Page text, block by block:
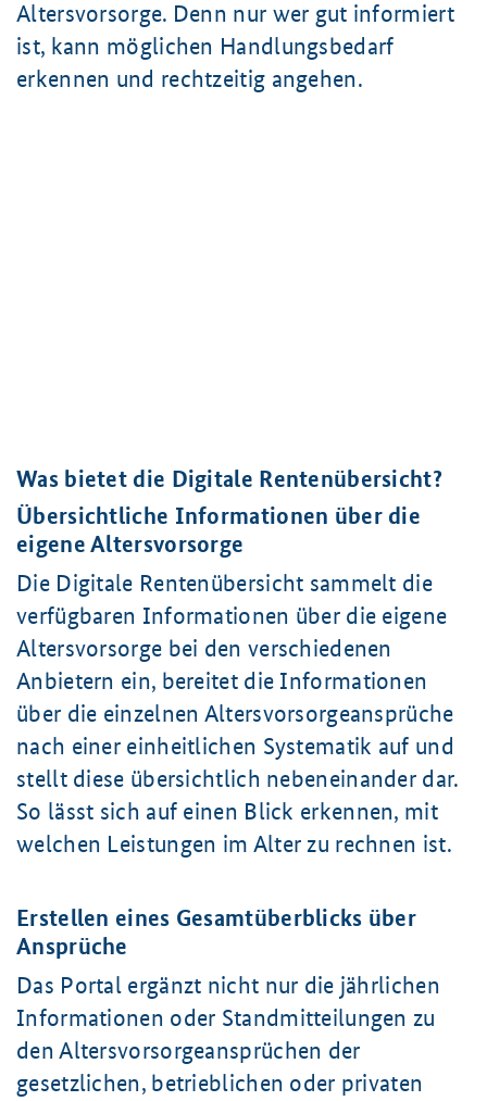
Altersvorsorge. Denn nur wer gut informiert
ist, kann möglichen Handlungsbedarf
erkennen und rechtzeitig angehen.
Was bietet die Digitale Rentenübersicht?
Übersichtliche Informationen über die
eigene Altersvorsorge
Die Digitale Rentenübersicht sammelt die
verfügbaren Informationen über die eigene
Altersvorsorge bei den verschiedenen
Anbietern ein, bereitet die Informationen
über die einzelnen Altersvorsorgeansprüche
nach einer einheitlichen Systematik auf und
stellt diese übersichtlich nebeneinander dar.
So lässt sich auf einen Blick erkennen, mit
welchen Leistungen im Alter zu rechnen ist.
Erstellen eines Gesamtüberblicks über
Ansprüche
Das Portal ergänzt nicht nur die jährlichen
Informationen oder Standmitteilungen zu
den Altersvorsorgeansprüchen der
gesetzlichen, betrieblichen oder privaten